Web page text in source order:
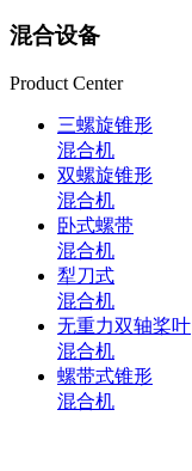
混合设备
Product Center
三螺旋锥形
混合机
双螺旋锥形
混合机
卧式螺带
混合机
犁刀式
混合机
无重力双轴桨叶
混合机
螺带式锥形
混合机